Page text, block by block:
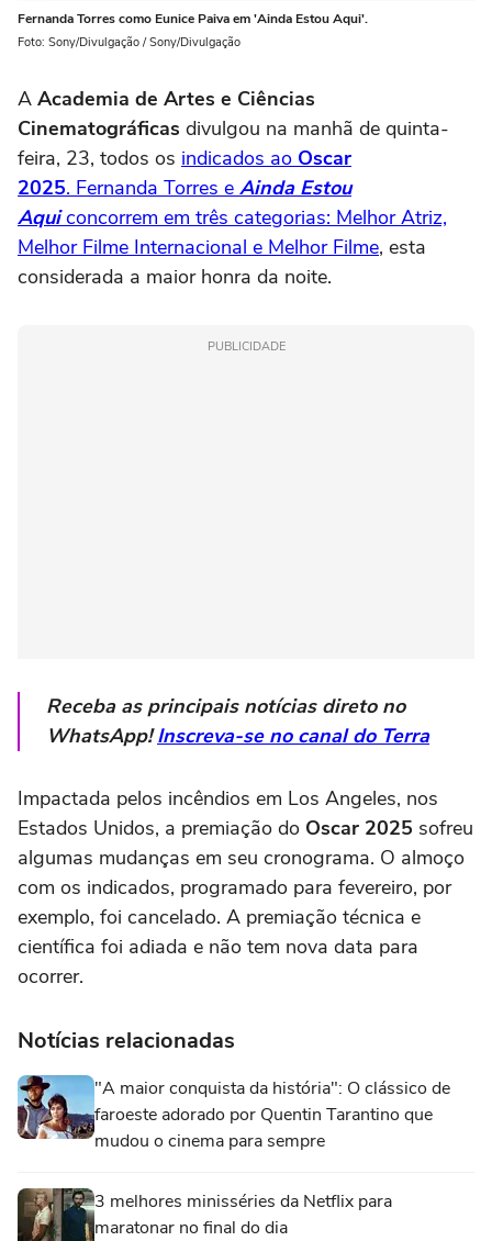
Fernanda Torres como Eunice Paiva em 'Ainda Estou Aqui'.
Foto: Sony/Divulgação / Sony/Divulgação
A Academia de Artes e Ciências
Cinematográficas divulgou na manhã de quinta-
feira, 23, todos os indicados ao Oscar
2025. Fernanda Torres e Ainda Estou
Aquiconcorrem em três categorias: Melhor Atriz,
Melhor Filme Internacional e Melhor Filme, esta
considerada a maior honra da noite.
PUBLICIDADE
Receba as principais notícias direto no
WhatsApp!Inscreva-se no canal do Terra
Impactada pelos incêndios em Los Angeles, nos
Estados Unidos, a premiação do Oscar 2025 sofreu
algumas mudanças em seu cronograma. O almoço
com os indicados, programado para fevereiro, por
exemplo, foi cancelado. A premiação técnica e
científica foi adiada e não tem nova data para
ocorrer.
Notícias relacionadas
"A maior conquista da história": O clássico de
faroeste adorado por Quentin Tarantino que
mudou o cinema para sempre
3 melhores minisséries da Netflix para
maratonar no final do dia